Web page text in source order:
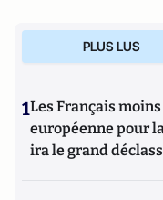
PLUS LUS
1Les Français
européenne pour
ira le grand